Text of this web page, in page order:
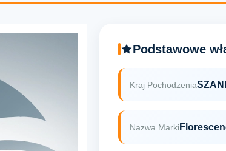
Podstawowe
Kraj Pochodzenia
Nazwa Marki